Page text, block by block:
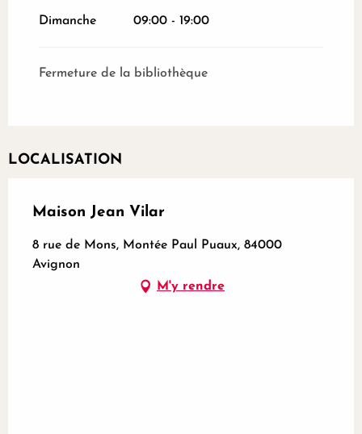
Dimanche 09:00 - 19:00
Fermeture de la bibliothèque
LOCALISATION
Maison Jean Vilar
8 rue de Mons, Montée Paul Puaux, 84000
Avignon
M'y rendre